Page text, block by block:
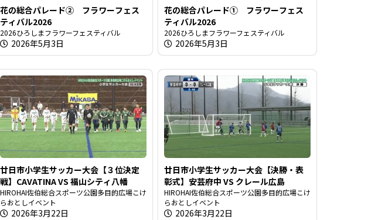
る
花の総合パレード② フラワーフェス
ティバル2026
2026ひろしまフラワーフェスティバル
2026年5月3日
花の総合パレード① フラワーフェス
ティバル2026
2026ひろしまフラワーフェスティバル
2026年5月3日
廿日市小学生サッカー大会【３位決定
戦】CAVATINA VS 福山シティ八幡
HIROHAI佐伯総合スポーツ公園多目的広場こけ
らおとしイベント
2026年3月22日
廿日市小学生サッカー大会【決勝・表
彰式】安芸府中 VS クレール広島
HIROHAI佐伯総合スポーツ公園多目的広場こけ
らおとしイベント
2026年3月22日